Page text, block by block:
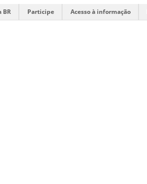
BR Participe Acesso à informação